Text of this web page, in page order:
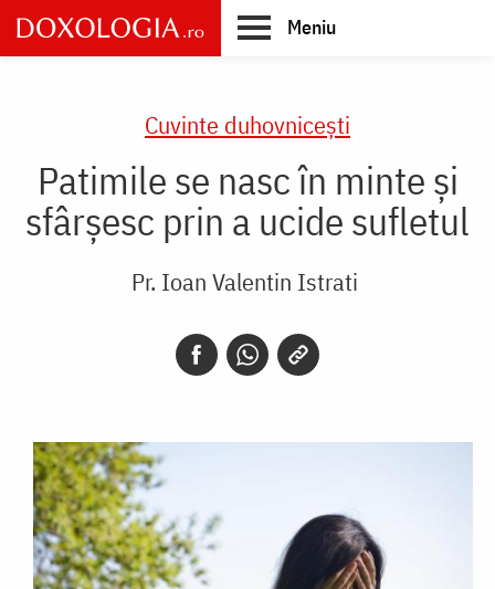
Skip
to
main
Meniu
Cuvinte duhovnicești
Patimile se nasc în minte și
sfârșesc prin a ucide sufletul
Pr. Ioan Valentin Istrati